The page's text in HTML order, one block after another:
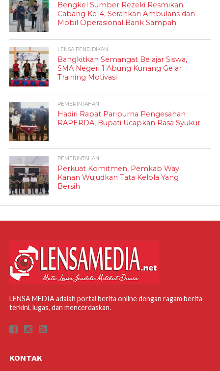
Bengkel Sumber Rezeki Resmikan
Cabang Ke-4, Serahkan Ambulans dan
Mobil Operasional Bank Sampah
LENSA PENDIDIKAN
Bangkitkan Semangat Belajar Siswa,
SMA Negeri 1 Abung Kunang Gelar
Training Motivasi
PEMERINTAHAN
Hadiri Rapat Paripurna Pengesahan
RAPERDA, Bupati Ucapkan Rasa Syukur
PEMERINTAHAN
Perkuat Komitmen, Pemkab Way
Kanan Wujudkan Tata Kelola Yang
Bersih
LENSA MEDIA adalah portal berita online dengan ragam berita
terkini, lugas, dan mencerdaskan.
KONTAK